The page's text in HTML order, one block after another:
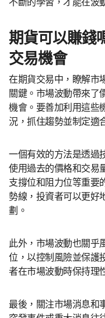
期貨可以賺錢
交易機會
在期貨交易中，瞭解市
關鍵。市場波動帶來了
機會。要善加利用這些
況，抓住趨勢並制定適
一個有效的方法是透過
使用過去的價格和交易
支撐位和阻力位等重要
勢線，投資者可以更好
劃。
此外，市場波動也關乎
位，以控制風險並保護
者在市場波動時保持理
最後，關注市場消息和